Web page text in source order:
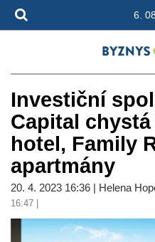
6.
Investiční
Capital
hotel, Family
apartmány
20. 4. 2023 16:36 | Helena
16:47 |